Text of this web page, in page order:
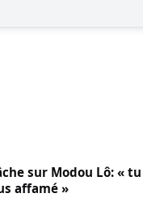
sur Modou Lô: « tu
affamé »